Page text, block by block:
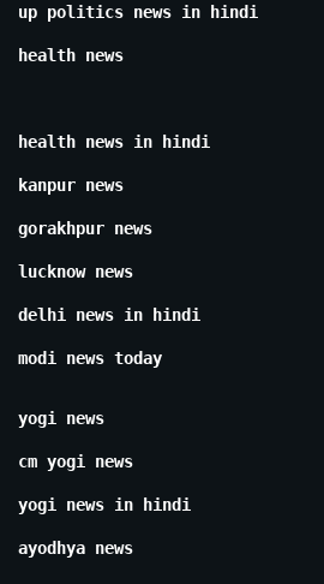
up politics news in hindi
health news
health news in hindi
kanpur news
gorakhpur news
lucknow news
delhi news in hindi
modi news today
yogi news
cm yogi news
yogi news in hindi
ayodhya news